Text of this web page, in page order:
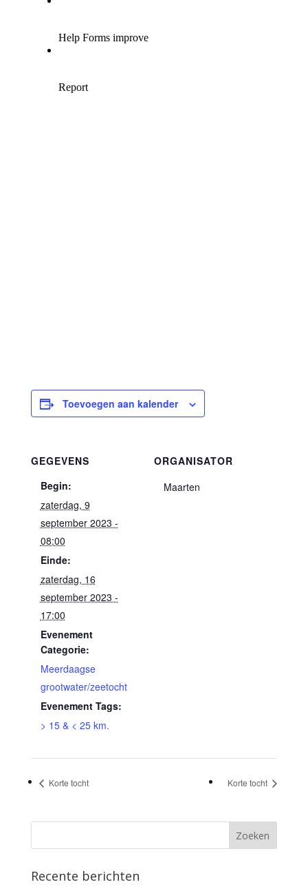
Toevoegen aan kalender
GEGEVENS
Begin:
zaterdag, 9
september 2023 -
08:00
Einde:
zaterdag, 16
september 2023 -
17:00
Evenement
Categorie:
Meerdaagse
grootwater/zeetocht
Evenement Tags:
> 15 & < 25 km.
ORGANISATOR
Maarten
Korte tocht Korte tocht
Recente berichten